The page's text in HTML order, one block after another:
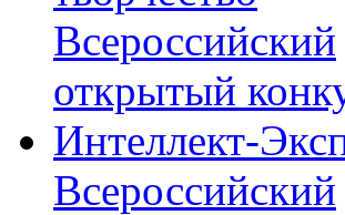
Всероссийский
открытый
Интеллект-
Всероссийский